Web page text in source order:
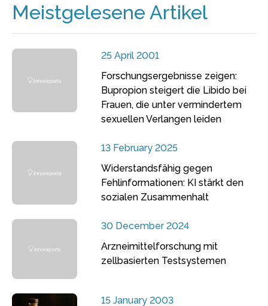
Meistgelesene Artikel
25 April 2001
Forschungsergebnisse zeigen:
Bupropion steigert die Libido bei
Frauen, die unter vermindertem
sexuellen Verlangen leiden
13 February 2025
Widerstandsfähig gegen
Fehlinformationen: KI stärkt den
sozialen Zusammenhalt
30 December 2024
Arzneimittelforschung mit
zellbasierten Testsystemen
15 January 2003